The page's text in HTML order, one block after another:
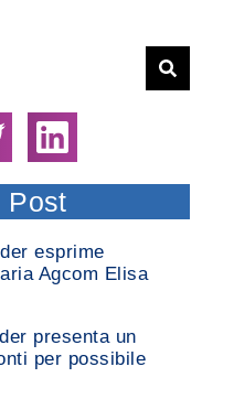
Post
esprime
Agcom Elisa
presenta un
per possibile